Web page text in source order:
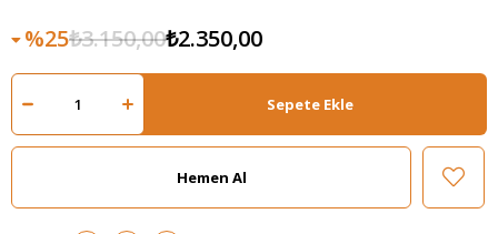
25₺3.150,00₺2.350,00